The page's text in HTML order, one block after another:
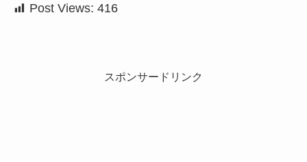
Post Views: 416
スポンサードリンク